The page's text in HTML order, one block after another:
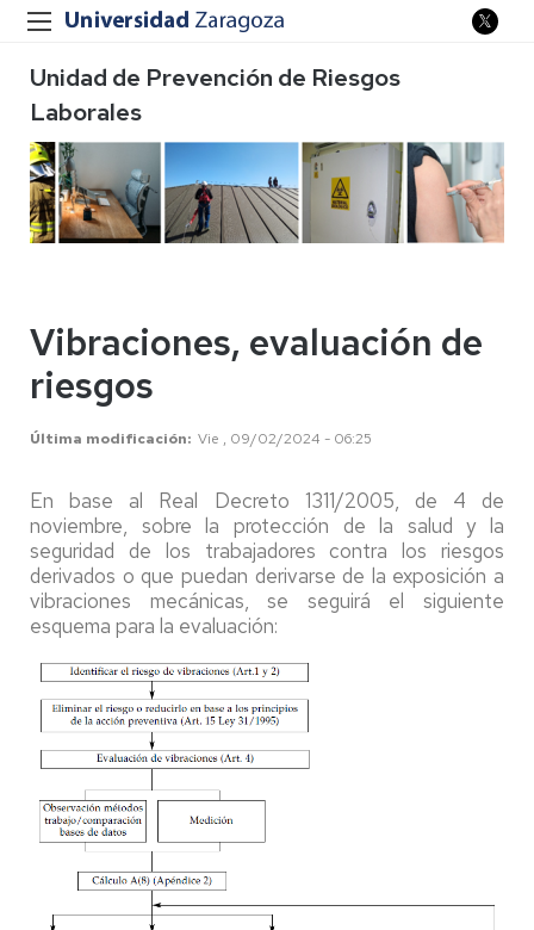
Unidad de Prevención de Riesgos
Laborales
Vibraciones, evaluación de
riesgos
Última modificación Vie , 09/02/2024 - 06:25
En base al Real Decreto 1311/2005, de 4 de
noviembre, sobre la protección de la salud y la
seguridad de los trabajadores contra los riesgos
derivados o que puedan derivarse de la exposición a
vibraciones mecánicas, se seguirá el siguiente
esquema para la evaluación: